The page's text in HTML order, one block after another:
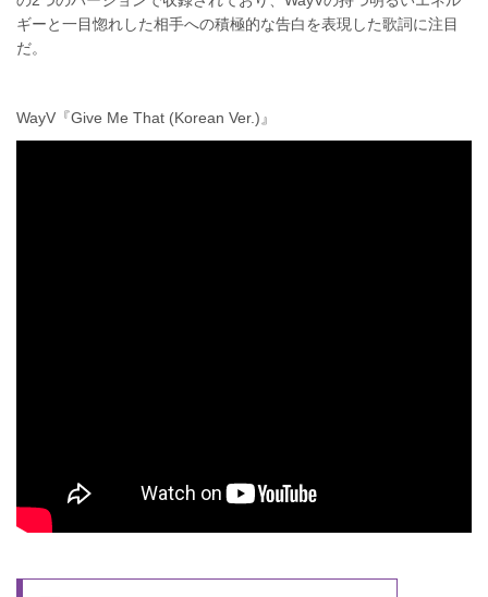
ギーと一目惚れした相手への積極的な告白を表現した歌詞に注目
だ。
WayV『Give Me That (Korean Ver.)』